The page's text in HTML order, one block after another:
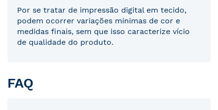
Por se tratar de impressão digital em tecido,
podem ocorrer variações mínimas de cor e
medidas finais, sem que isso caracterize vício
de qualidade do produto.
FAQ